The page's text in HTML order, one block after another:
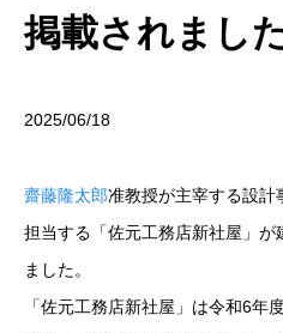
掲載されました
2025/06/18
齋藤隆太郎准教授が主宰する設計
担当する「佐元工務店新社屋」
ました。
「佐元工務店新社屋」は令和6年